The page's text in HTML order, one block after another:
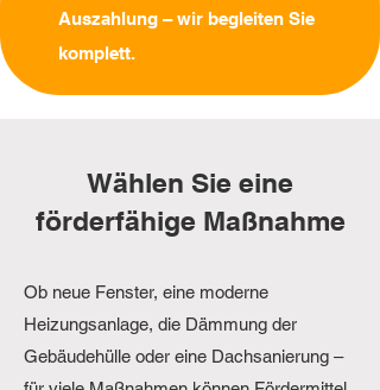
Auszahlung – wir begleiten Sie
komplett.
Wählen Sie eine
förderfähige Maßnahme
Ob neue Fenster, eine moderne
Heizungsanlage, die Dämmung der
Gebäudehülle oder eine Dachsanierung –